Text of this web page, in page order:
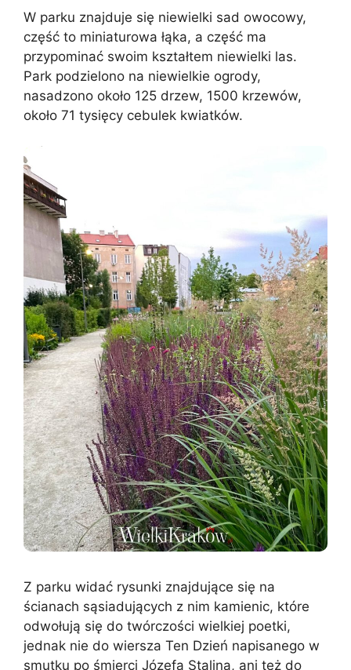
W parku znajduje się niewielki sad owocowy,
część to miniaturowa łąka, a część ma
przypominać swoim kształtem niewielki las.
Park podzielono na niewielkie ogrody,
nasadzono około 125 drzew, 1500 krzewów,
około 71 tysięcy cebulek kwiatków.
Z parku widać rysunki znajdujące się na
ścianach sąsiadujących z nim kamienic, które
odwołują się do twórczości wielkiej poetki,
jednak nie do wiersza Ten Dzień napisanego w
smutku po śmierci Józefa Stalina, ani też do